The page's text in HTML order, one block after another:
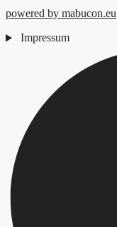
powered by mabucon.eu
Impressum